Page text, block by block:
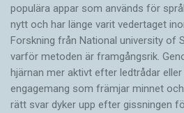
populära appar som används för
nytt och har länge varit vedertaget
Forskning från National university of
varför metoden är framgångsrik.
hjärnan mer aktivt ­efter ledtrådar
engagemang som främjar minnet
rätt svar dyker upp efter gissningen